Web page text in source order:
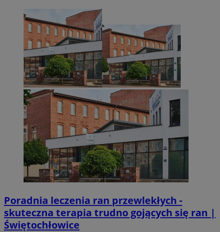
Poradnia leczenia ran przewlekłych -
skuteczna terapia trudno gojących się ran |
Świętochłowice